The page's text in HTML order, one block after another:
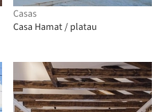
Casas
Casa Hamat / platau